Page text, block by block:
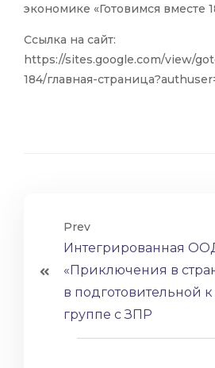
экономике «Готовимся вместе
Ссылка на сайт:
https://sites.google.com/view/
184/главная-
Prev
Интегрированная
«Приключения в
в подготовительной
группе с ЗПР